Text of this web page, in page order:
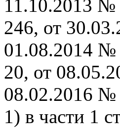
11.10.2013
246, от
01.08.2014 №
20, от
08.02.2016 №
1) в части 1